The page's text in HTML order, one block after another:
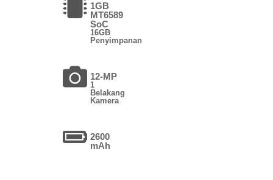
1GB
MT6589
SoC
16GB
Penyimpanan
12-MP
1
Belakang
Kamera
2600
mAh